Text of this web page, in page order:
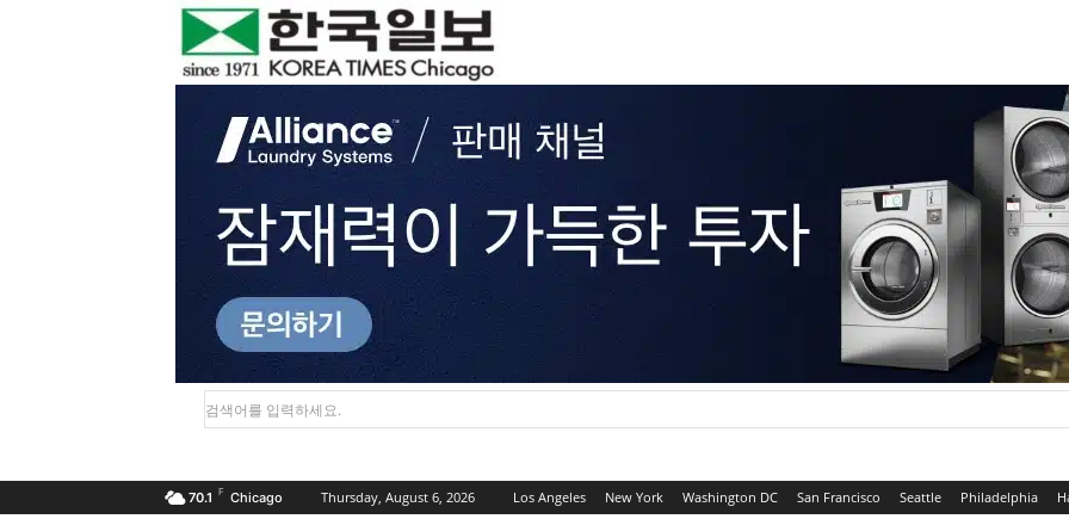
검색어를 입력하세요.
70.1 F Chicago Thursday, August 6, 2026 Los Angeles New York Washington DC San Francisco Seattle Philadelphia